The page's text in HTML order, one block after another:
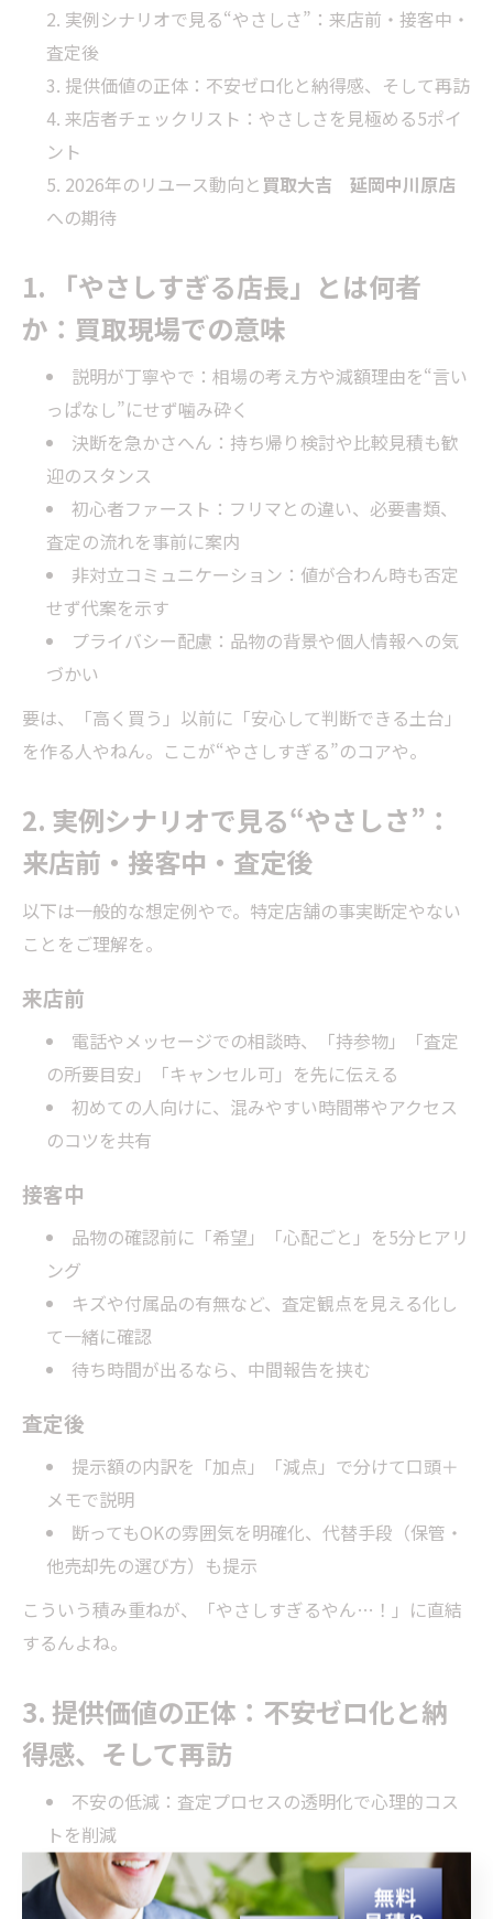
実例シナリオで見る“やさしさ”：来店前・接客中・
査定後
提供価値の正体：不安ゼロ化と納得感、そして再訪
来店者チェックリスト：やさしさを見極める5ポイ
ント
2026年のリユース動向と 買取大吉 延岡中川原店
への期待
1. 「やさしすぎる店長」とは何者
か：買取現場での意味
説明が丁寧やで：相場の考え方や減額理由を“言い
っぱなし”にせず噛み砕く
決断を急かさへん：持ち帰り検討や比較見積も歓
迎のスタンス
初心者ファースト：フリマとの違い、必要書類、
査定の流れを事前に案内
非対立コミュニケーション：値が合わん時も否定
せず代案を示す
プライバシー配慮：品物の背景や個人情報への気
づかい
要は、「高く買う」以前に「安心して判断できる土台」
を作る人やねん。ここが“やさしすぎる”のコアや。
2. 実例シナリオで見る“やさしさ”：
来店前・接客中・査定後
以下は一般的な想定例やで。特定店舗の事実断定やない
ことをご理解を。
来店前
電話やメッセージでの相談時、「持参物」「査定
の所要目安」「キャンセル可」を先に伝える
初めての人向けに、混みやすい時間帯やアクセス
のコツを共有
接客中
品物の確認前に「希望」「心配ごと」を5分ヒアリ
ング
キズや付属品の有無など、査定観点を見える化し
て一緒に確認
待ち時間が出るなら、中間報告を挟む
査定後
提示額の内訳を「加点」「減点」で分けて口頭＋
メモで説明
断ってもOKの雰囲気を明確化、代替手段（保管・
他売却先の選び方）も提示
こういう積み重ねが、「やさしすぎるやん…！」に直結
するんよね。
3. 提供価値の正体：不安ゼロ化と納
得感、そして再訪
不安の低減：査定プロセスの透明化で心理的コス
トを削減
納得感の醸成：価格の理由がわかるから、「売っ
てよかった」が残る